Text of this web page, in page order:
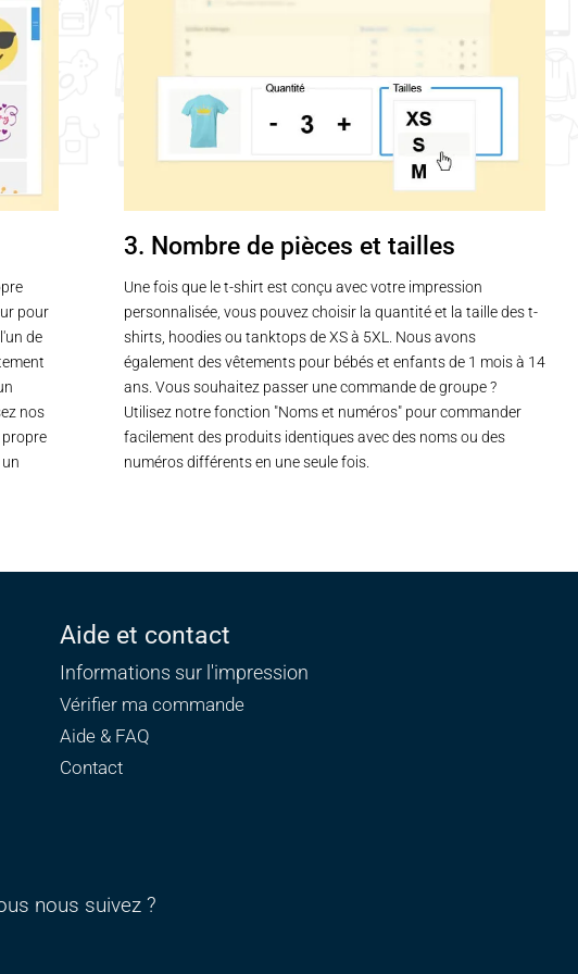
pour
de
nos
3. Nombre de pièces et tailles
Une fois que le t-shirt est conçu avec votre impression
personnalisée, vous pouvez choisir la quantité et la taille des t-
shirts, hoodies ou tanktops de XS à 5XL. Nous avons
également des vêtements pour bébés et enfants de 1 mois à 14
ans. Vous souhaitez passer une commande de groupe ?
Utilisez notre fonction "Noms et numéros" pour commander
facilement des produits identiques avec des noms ou des
numéros différents en une seule fois.
Aide et contact
Informations sur l'impression
Vérifier ma commande
Aide & FAQ
Contact
nous suivez ?